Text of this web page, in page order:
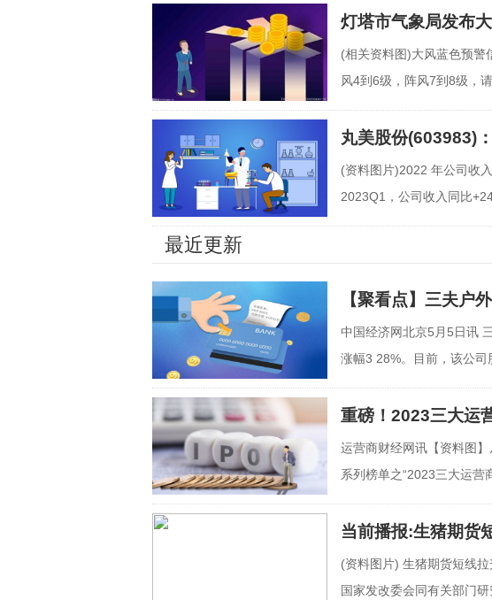
灯塔市气象局发布
(相关资料图)大风蓝色预警
风4到6级，阵风7到8级，
灯塔市气
丸美股份(603983)
(资料图片)2022 年公司收
2023Q1，公司收入同比
明显。主品牌
最近更新
【聚看点】三夫户
中国经济网北京5月5日讯
涨幅3 28%。目前，该公
81元 股
重磅！2023三大运
运营商财经网讯【资料图
系列榜单之“2023三大运营
将
当前播报:生猪期货
(资料图片) 生猪期货短线
国家发改委会同有关部门